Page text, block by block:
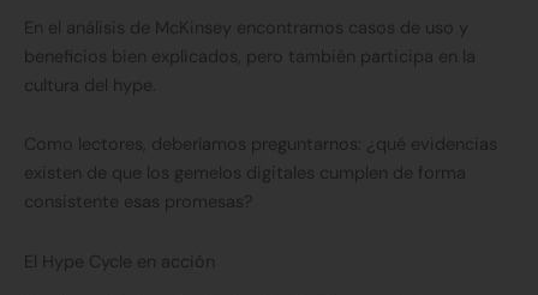
En el análisis de McKinsey encontramos casos de uso y
beneficios bien explicados, pero también participa en la
cultura del hype.
Como lectores, deberíamos preguntarnos: ¿qué evidencias
existen de que los gemelos digitales cumplen de forma
consistente esas promesas?
El Hype Cycle en acción